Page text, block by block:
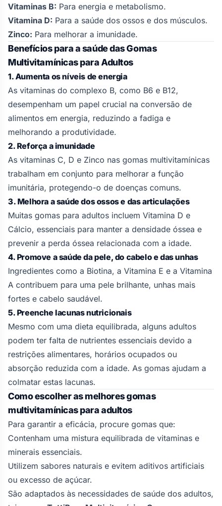
Vitaminas B: Para energia e metabolismo.
Vitamina D: Para a saúde dos ossos e dos músculos.
Zinco: Para melhorar a imunidade.
Benefícios para a saúde das Gomas
Multivitamínicas para Adultos
1. Aumenta os níveis de energia
As vitaminas do complexo B, como B6 e B12,
desempenham um papel crucial na conversão de
alimentos em energia, reduzindo a fadiga e
melhorando a produtividade.
2. Reforça a imunidade
As vitaminas C, D e Zinco nas gomas multivitamínicas
trabalham em conjunto para melhorar a função
imunitária, protegendo-o de doenças comuns.
3. Melhora a saúde dos ossos e das articulações
Muitas gomas para adultos incluem Vitamina D e
Cálcio, essenciais para manter a densidade óssea e
prevenir a perda óssea relacionada com a idade.
4. Promove a saúde da pele, do cabelo e das unhas
Ingredientes como a Biotina, a Vitamina E e a Vitamina
A contribuem para uma pele brilhante, unhas mais
fortes e cabelo saudável.
5. Preenche lacunas nutricionais
Mesmo com uma dieta equilibrada, alguns adultos
podem ter falta de nutrientes essenciais devido a
restrições alimentares, horários ocupados ou
absorção reduzida com a idade. As gomas ajudam a
colmatar estas lacunas.
Como escolher as melhores gomas
multivitamínicas para adultos
Para garantir a eficácia, procure gomas que:
Contenham uma mistura equilibrada de vitaminas e
minerais essenciais.
Utilizem sabores naturais e evitem aditivos artificiais
ou excesso de açúcar.
São adaptados às necessidades de saúde dos adultos,